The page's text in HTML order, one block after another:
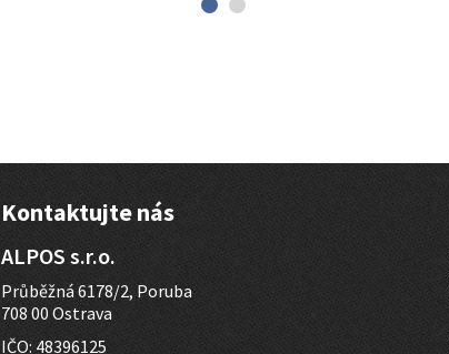
Kontaktujte nás
ALPOS s.r.o.
Průběžná 6178/2, Poruba
708 00 Ostrava
IČO: 48396125